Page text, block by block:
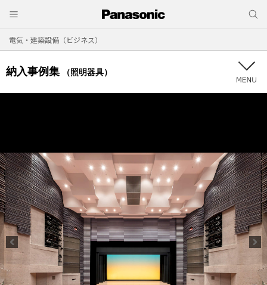
電気・建築設備（ビジネス）
納入事例集 （照明器具）